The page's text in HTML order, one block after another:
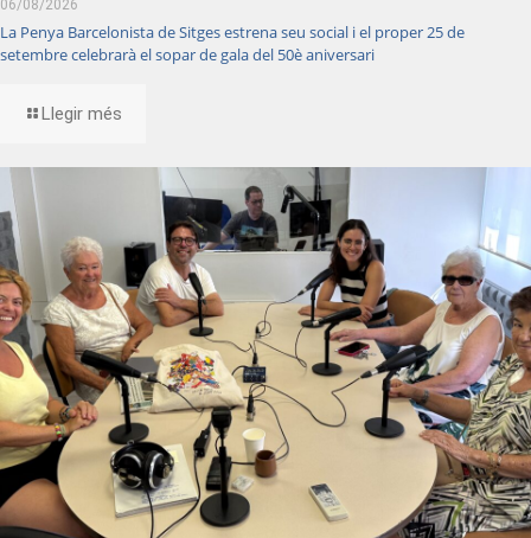
06/08/2026
La Penya Barcelonista de Sitges estrena seu social i el proper 25 de
setembre celebrarà el sopar de gala del 50è aniversari
Llegir més